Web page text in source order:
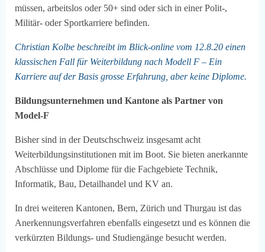
müssen, arbeitslos oder 50+ sind oder sich in einer Polit-,
Militär- oder Sportkarriere befinden.
Christian Kolbe beschreibt im Blick-online vom 12.8.20 einen
klassischen Fall für Weiterbildung nach Modell F – Ein
Karriere auf der Basis grosse Erfahrung, aber keine Diplome.
Bildungsunternehmen und Kantone als Partner von
Model-F
Bisher sind in der Deutschschweiz insgesamt acht
Weiterbildungsinstitutionen mit im Boot. Sie bieten anerkannte
Abschlüsse und Diplome für die Fachgebiete Technik,
Informatik, Bau, Detailhandel und KV an.
In drei weiteren Kantonen, Bern, Zürich und Thurgau ist das
Anerkennungsverfahren ebenfalls eingesetzt und es können die
verkürzten Bildungs- und Studiengänge besucht werden.